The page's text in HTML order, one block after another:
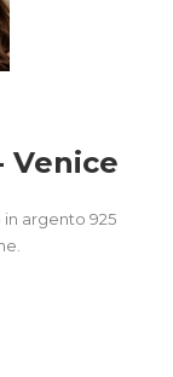
Venice
in argento 925